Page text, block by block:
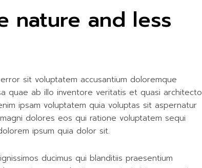
nature and less
sit voluptatem accusantium doloremque
quae ab illo inventore veritatis et quasi architecto
ipsam voluptatem quia voluptas sit aspernatur
dolores eos qui ratione voluptatem sequi
ipsum quia dolor sit.
ducimus qui blanditiis praesentium